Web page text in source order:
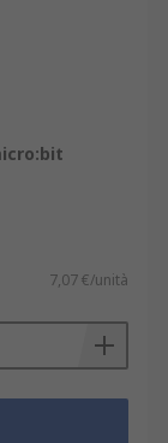
7,07 €/unità